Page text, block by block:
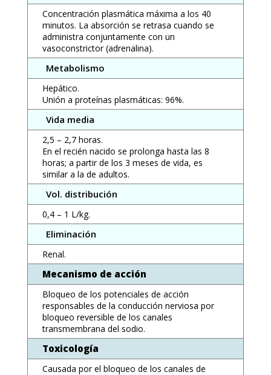
Concentración plasmática máxima a los 40
minutos. La absorción se retrasa cuando se
administra conjuntamente con un
vasoconstrictor (adrenalina).
Metabolismo
Hepático.
Unión a proteínas plasmáticas: 96%.
Vida media
2,5 – 2,7 horas.
En el recién nacido se prolonga hasta las 8
horas; a partir de los 3 meses de vida, es
similar a la de adultos.
Vol. distribución
0,4 – 1 L/kg.
Eliminación
Renal.
Mecanismo de acción
Bloqueo de los potenciales de acción
responsables de la conducción nerviosa por
bloqueo reversible de los canales
transmembrana del sodio.
Toxicología
Causada por el bloqueo de los canales de